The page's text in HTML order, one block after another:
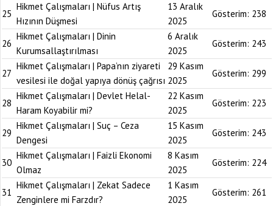
25
Hikmet Çalışmaları | Nüfus Artış
Hızının Düşmesi
13 Aralık
2025
Gösterim: 238
26
Hikmet Çalışmaları | Dinin
Kurumsallaştırılması
6 Aralık
2025
Gösterim: 243
27
Hikmet Çalışmaları | Papa’nın ziyareti
vesilesi ile doğal yapıya dönüş çağrısı
29 Kasım
2025
Gösterim: 299
28
Hikmet Çalışmaları | Devlet Helal-
Haram Koyabilir mi?
22 Kasım
2025
Gösterim: 223
29
Hikmet Çalışmaları | Suç – Ceza
Dengesi
15 Kasım
2025
Gösterim: 243
30
Hikmet Çalışmaları | Faizli Ekonomi
Olmaz
8 Kasım
2025
Gösterim: 224
31
Hikmet Çalışmaları | Zekat Sadece
Zenginlere mi Farzdır?
1 Kasım
2025
Gösterim: 261